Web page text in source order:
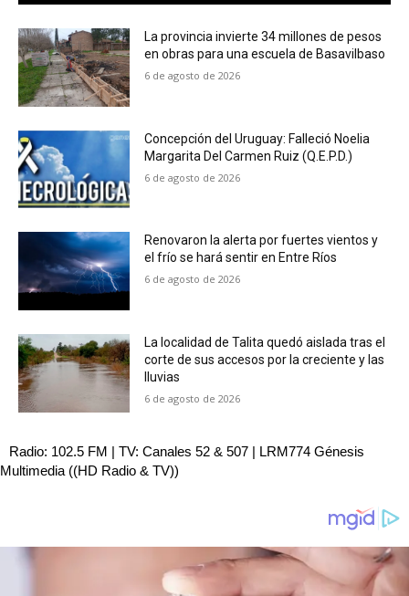
La provincia invierte 34 millones de pesos
en obras para una escuela de Basavilbaso
6 de agosto de 2026
Concepción del Uruguay: Falleció Noelia
Margarita Del Carmen Ruiz (Q.E.P.D.)
6 de agosto de 2026
Renovaron la alerta por fuertes vientos y
el frío se hará sentir en Entre Ríos
6 de agosto de 2026
La localidad de Talita quedó aislada tras el
corte de sus accesos por la creciente y las
lluvias
6 de agosto de 2026
Radio: 102.5 FM | TV: Canales 52 & 507 | LRM774 Génesis
Multimedia ((HD Radio & TV))